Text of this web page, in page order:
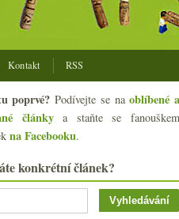
Kontakt RSS
poprvé? Podívejte se naoblíbené a
článkya staňte se fanouškem
na Facebooku.
konkrétní článek?